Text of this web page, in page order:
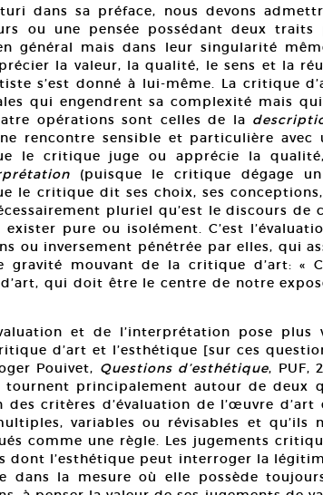
dans sa préface, nous devons
ou une pensée possédant deux
général mais dans leur singularité
la valeur, la qualité, le sens et la
s’est donné à lui-même. La critique
qui engendrent sa complexité mais
opérations sont celles de la
rencontre sensible et particulière
le critique juge ou apprécie la
(puisque le critique dégage
le critique dit ses choix, ses
pluriel qu’est le discours de
pure ou isolément. C’est
ou inversement pénétrée par elles, qui
gravité mouvant de la critique d’art: «
qui doit être le centre de notre
et de l’interprétation pose
d’art et l’esthétique [sur ces
Pouivet, Questions d’esthétique, PUF,
principalement autour de deux
des critères d’évaluation de l’œuvre
variables ou révisables et qu’ils
comme une règle. Les jugements
dont l’esthétique peut interroger la
dans la mesure où elle possède